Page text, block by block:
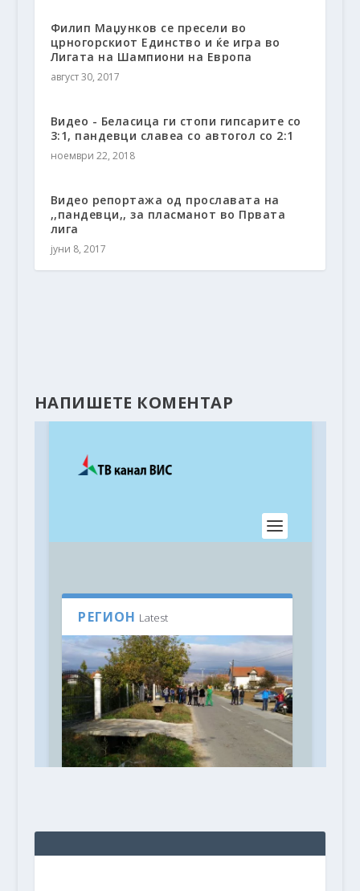
Филип Маџунков се пресели во
црногорскиот Единство и ќе игра во
Лигата на Шампиони на Европа
август 30, 2017
Видео - Беласица ги стопи гипсарите со
3:1, пандевци славеа со автогол со 2:1
ноември 22, 2018
Видео репортажа од прославата на
,,пандевци,, за пласманот во Првата
лига
јуни 8, 2017
НАПИШЕТЕ КОМЕНТАР